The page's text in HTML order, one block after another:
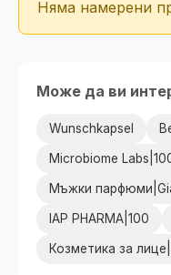
Няма намерени
Може да ви
Wunschkapsel
Microbiome
Мъжки
IAP PHARMA|100
Козметика за